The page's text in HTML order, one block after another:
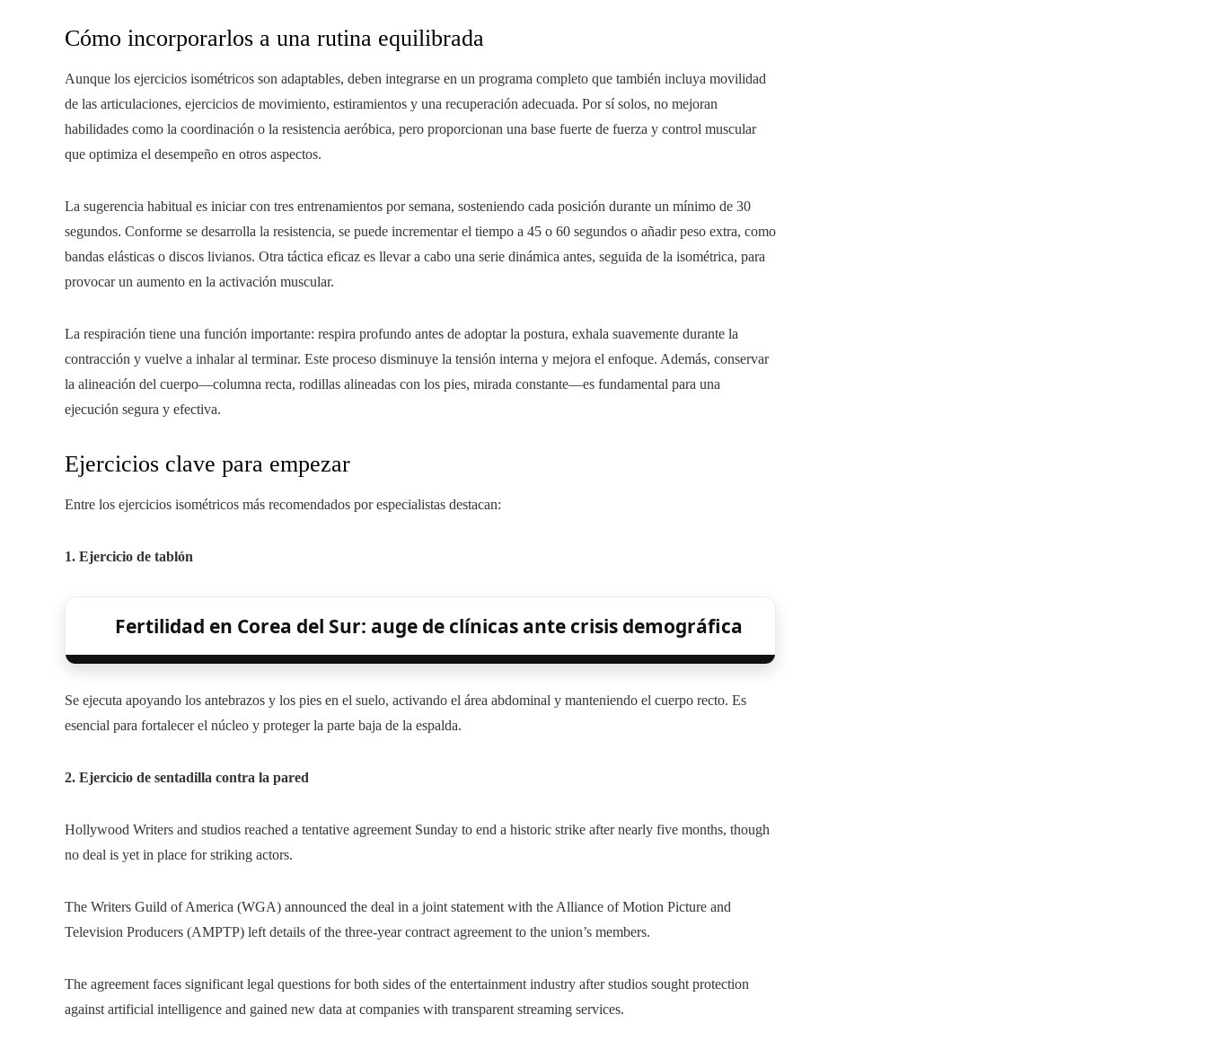
Cómo incorporarlos a una rutina equilibrada
Aunque los ejercicios isométricos son adaptables, deben integrarse en un programa completo que también incluya movilidad
de las articulaciones, ejercicios de movimiento, estiramientos y una recuperación adecuada. Por sí solos, no mejoran
habilidades como la coordinación o la resistencia aeróbica, pero proporcionan una base fuerte de fuerza y control muscular
que optimiza el desempeño en otros aspectos.
La sugerencia habitual es iniciar con tres entrenamientos por semana, sosteniendo cada posición durante un mínimo de 30
segundos. Conforme se desarrolla la resistencia, se puede incrementar el tiempo a 45 o 60 segundos o añadir peso extra, como
bandas elásticas o discos livianos. Otra táctica eficaz es llevar a cabo una serie dinámica antes, seguida de la isométrica, para
provocar un aumento en la activación muscular.
La respiración tiene una función importante: respira profundo antes de adoptar la postura, exhala suavemente durante la
contracción y vuelve a inhalar al terminar. Este proceso disminuye la tensión interna y mejora el enfoque. Además, conservar
la alineación del cuerpo—columna recta, rodillas alineadas con los pies, mirada constante—es fundamental para una
ejecución segura y efectiva.
Ejercicios clave para empezar
Entre los ejercicios isométricos más recomendados por especialistas destacan:
1. Ejercicio de tablón
Fertilidad en Corea del Sur: auge de clínicas ante crisis demográfica
Se ejecuta apoyando los antebrazos y los pies en el suelo, activando el área abdominal y manteniendo el cuerpo recto. Es
esencial para fortalecer el núcleo y proteger la parte baja de la espalda.
2. Ejercicio de sentadilla contra la pared
Hollywood Writers and studios reached a tentative agreement Sunday to end a historic strike after nearly five months, though
no deal is yet in place for striking actors.
The Writers Guild of America (WGA) announced the deal in a joint statement with the Alliance of Motion Picture and
Television Producers (AMPTP) left details of the three-year contract agreement to the union’s members.
The agreement faces significant legal questions for both sides of the entertainment industry after studios sought protection
against artificial intelligence and gained new data at companies with transparent streaming services.